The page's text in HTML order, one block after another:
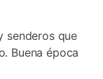
senderos que
Buena época